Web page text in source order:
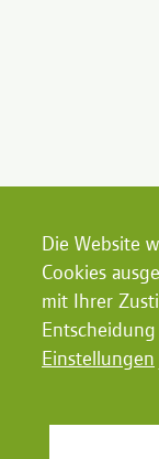
Die Website
Cookies
mit Ihrer
Einstellungen